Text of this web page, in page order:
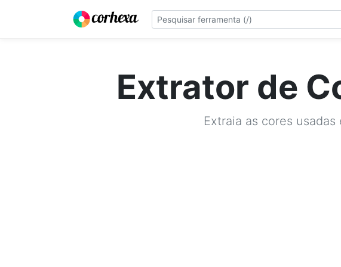
Extrator de
Extraia as cores